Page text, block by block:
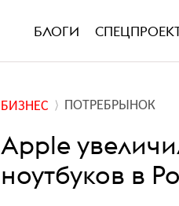
БЛОГИ
БИЗНЕС ПОТРЕБРЫНОК
Apple
ноутбуков в